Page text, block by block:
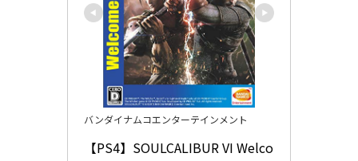
バンダイナムコエンターテインメント
【PS4】SOULCALIBUR VI Welco